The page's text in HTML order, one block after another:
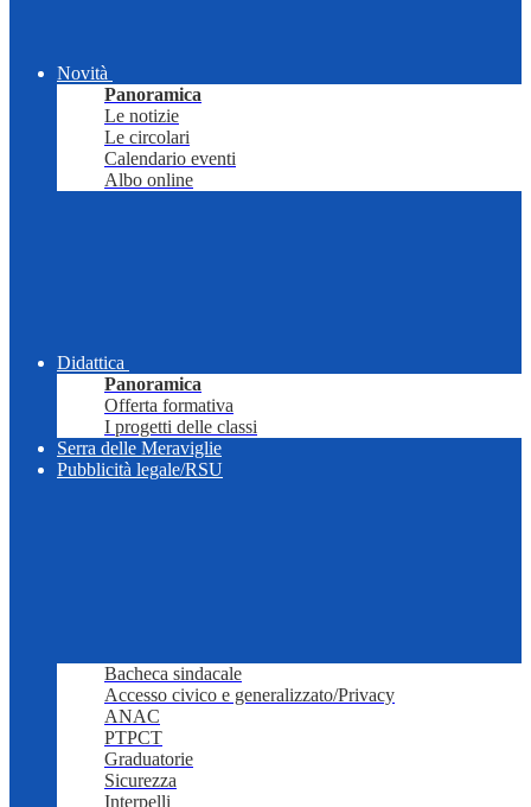
Novità
Panoramica
Le notizie
Le circolari
Calendario eventi
Albo online
Didattica
Panoramica
Offerta formativa
I progetti delle classi
Serra delle Meraviglie
Pubblicità legale/RSU
Bacheca sindacale
Accesso civico e generalizzato/Privacy
ANAC
PTPCT
Graduatorie
Sicurezza
Interpelli